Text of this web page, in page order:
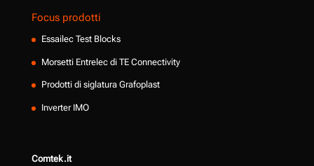
Focus prodotti
Essailec Test Blocks
Morsetti Entrelec di TE Connectivity
Prodotti di siglatura Grafoplast
Inverter IMO
Comtek.it